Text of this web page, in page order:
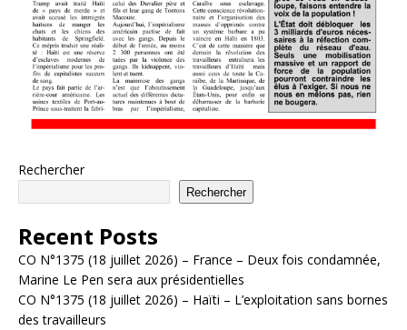
Rechercher
Rechercher
Recent Posts
CO N°1375 (18 juillet 2026) – France – Deux fois condamnée,
Marine Le Pen sera aux présidentielles
CO N°1375 (18 juillet 2026) – Haïti – L’exploitation sans bornes
des travailleurs